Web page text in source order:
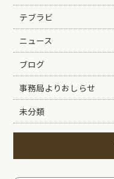
テブラビ
ニュース
ブログ
事務局よりおしらせ
未分類